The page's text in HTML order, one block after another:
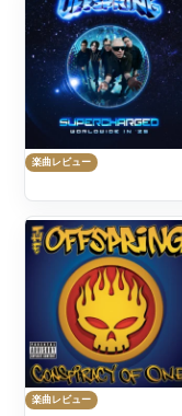
楽曲レビュー
楽曲レビュー